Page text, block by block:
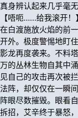
真身辨认起来几乎毫
【唔呃……给我滚开！】
在白渡施放火焰的前
开外。极度警惕地盯
影龙再度袭来。不料
万的丛林生物自其中
见自己的攻击再次被
法阵，却仅仅在一瞬
阵眼尽数摧毁。眼看
拆招，艾辛终于暴怒